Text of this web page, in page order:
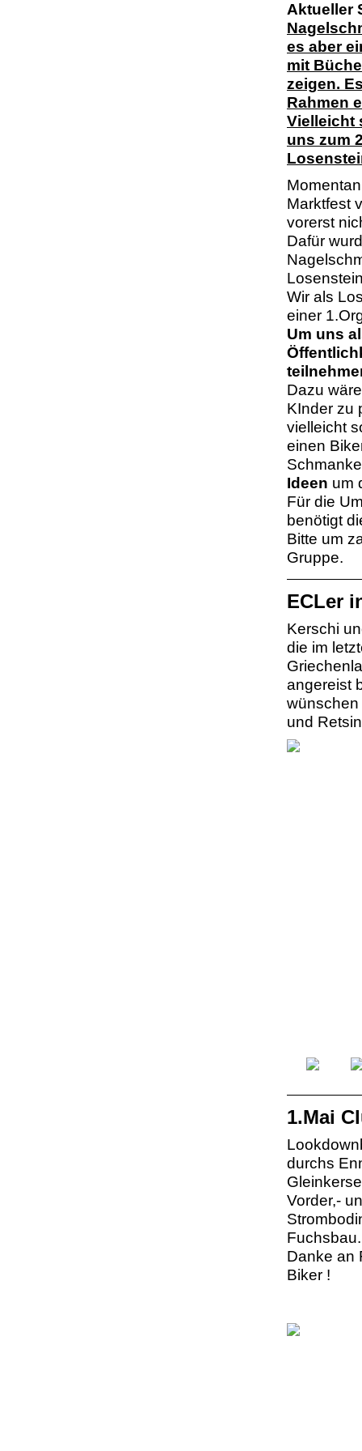
Aktueller
es aber
mit
zeigen.
Rahmen
Vielleicht
uns zum
Marktfest
vorerst
Dafür
Wir als
einer
Um uns
Dazu
KInder zu
vielleicht
einen
Ideen um
Für die
benötigt
Bitte um
Gruppe.
ECLer
Kerschi
die im
angereist
wünschen
und
1.Mai
durchs
Vorder,-
Fuchsbau.
Danke an
Biker !